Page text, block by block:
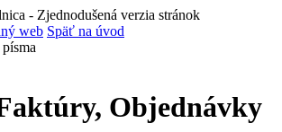
- Zjednodušená verzia stránok
web Späť na úvod
Objednávky